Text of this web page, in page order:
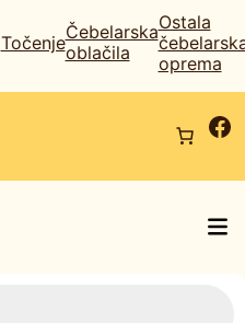
TočenjeČebelarska
oblačila
Ostala
oprema